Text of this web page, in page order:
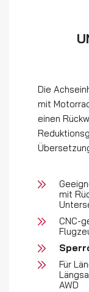
Die
mit
einen
mit
CNC-
Für
AWD